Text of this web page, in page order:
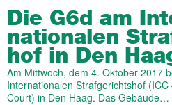
Die G6d am
nationalen
hof in Den
Am Mittwoch, dem 4. Oktober 2017
Internationalen Strafgerichtshof
Court) in Den Haag. Das Gebäude…